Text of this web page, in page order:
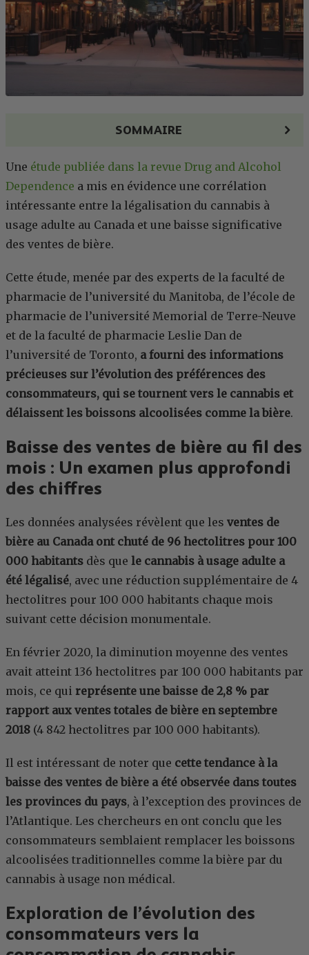
SOMMAIRE
Une étude publiée dans la revue Drug and Alcohol
Dependence a mis en évidence une corrélation
intéressante entre la légalisation du cannabis à
usage adulte au Canada et une baisse significative
des ventes de bière.
Cette étude, menée par des experts de la faculté de
pharmacie de l’université du Manitoba, de l’école de
pharmacie de l’université Memorial de Terre-Neuve
et de la faculté de pharmacie Leslie Dan de
l’université de Toronto, a fourni des informations
précieuses sur l’évolution des préférences des
consommateurs, qui se tournent vers le cannabis et
délaissent les boissons alcoolisées comme la bière.
Baisse des ventes de bière au fil des
mois : Un examen plus approfondi
des chiffres
Les données analysées révèlent que les ventes de
bière au Canada ont chuté de 96 hectolitres pour 100
000 habitants dès que le cannabis à usage adulte a
été légalisé, avec une réduction supplémentaire de 4
hectolitres pour 100 000 habitants chaque mois
suivant cette décision monumentale.
En février 2020, la diminution moyenne des ventes
avait atteint 136 hectolitres par 100 000 habitants par
mois, ce qui représente une baisse de 2,8 % par
rapport aux ventes totales de bière en septembre
2018 (4 842 hectolitres par 100 000 habitants).
Il est intéressant de noter que cette tendance à la
baisse des ventes de bière a été observée dans toutes
les provinces du pays, à l’exception des provinces de
l’Atlantique. Les chercheurs en ont conclu que les
consommateurs semblaient remplacer les boissons
alcoolisées traditionnelles comme la bière par du
cannabis à usage non médical.
Exploration de l’évolution des
consommateurs vers la